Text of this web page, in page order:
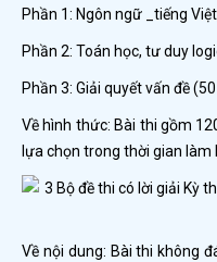
Phần 1: Ngôn ngữ _tiếng
Phần 2: Toán học, tư duy
Phần 3: Giải quyết vấn đề
Về hình thức: Bài thi gồm
lựa chọn trong thời gian làm
Về nội dung: Bài thi không